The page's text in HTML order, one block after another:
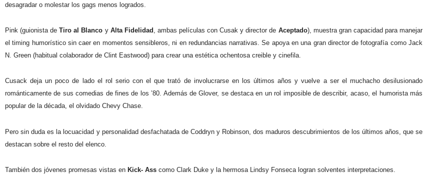
desagradar o molestar los gags menos logrados.
Pink (guionista deTiro al Blanco y Alta Fidelidad , ambas películas con Cusak y director de Aceptado), muestra gran capacidad para manejar
el timing humorístico sin caer en momentos sensibleros, ni en redundancias narrativas. Se apoya en una gran director de fotografía como Jack
N. Green (habitual colaborador de Clint Eastwood) para crear una estética ochentosa creible y cinefila.
Cusack deja un poco de lado el rol serio con el que trató de involucrarse en los últimos años y vuelve a ser el muchacho desilusionado
románticamente de sus comedias de fines de los ’80. Además de Glover, se destaca en un rol imposible de describir, acaso, el humorista más
popular de la década, el olvidado Chevy Chase.
Pero sin duda es la locuacidad y personalidad desfachatada de Coddryn y Robinson, dos maduros descubrimientos de los últimos años, que se
destacan sobre el resto del elenco.
También dos jóvenes promesas vistas en Kick- Ass como Clark Duke y la hermosa Lindsy Fonseca logran solventes interpretaciones.